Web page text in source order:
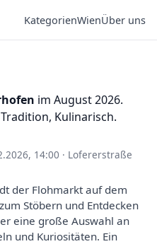
KategorienWienÜber uns
im August 2026.
Kulinarisch.
14:00 · Lofererstraße
der Flohmarkt auf dem
Stöbern und Entdecken
eine große Auswahl an
und Kuriositäten. Ein